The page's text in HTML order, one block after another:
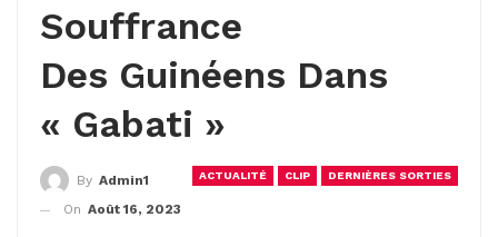
Souffrance
Des Guinéens Dans
« Gabati »
ACTUALITÉ CLIP DERNIÈRES SORTIES
By Admin1
On Août 16, 2023